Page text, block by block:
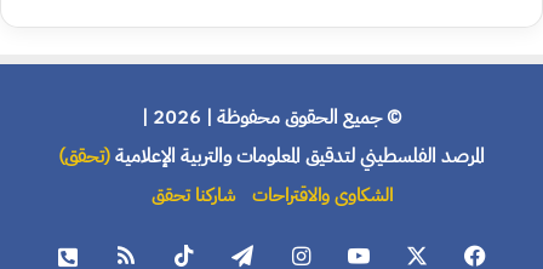
© جميع الحقوق محفوظة | 2026 |
المرصد الفلسطيني لتدقيق المعلومات والتربية الإعلامية(تحقق)
الشكاوى والاقتراحات شاركنا تحقق
فيسبوك يوتيوب انستقرام تيلقرام ‫TikTok ملخص